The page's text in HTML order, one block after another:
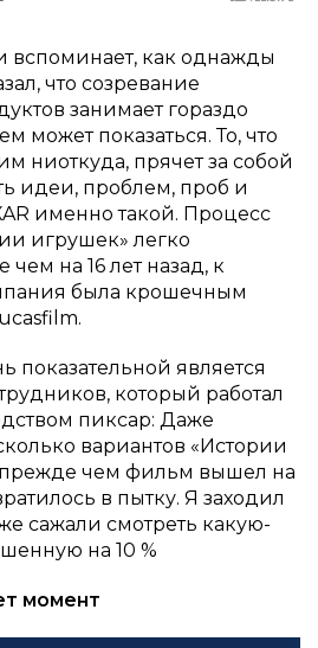
вспоминает, как однажды
что созревание
занимает гораздо
может показаться. То, что
ниоткуда, прячет за собой
идеи, проблем, проб и
именно такой. Процесс
игрушек» легко
чем на 16 лет назад, к
была крошечным
показательной является
который работал
пиксар: Даже
вариантов «Истории
чем фильм вышел на
в пытку. Я заходил
сажали смотреть какую-
на 10 %
момент